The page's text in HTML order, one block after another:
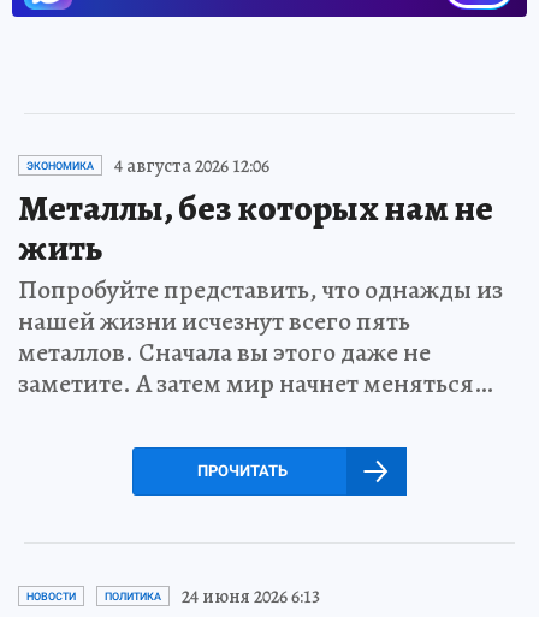
ЭКОНОМИКА 4 августа 2026 12:06
Металлы, без которых нам не
жить
Попробуйте представить, что однажды из
нашей жизни исчезнут всего пять
металлов. Сначала вы этого даже не
заметите. А затем мир начнет меняться…
ПРОЧИТАТЬ
НОВОСТИ ПОЛИТИКА 24 июня 2026 6:13